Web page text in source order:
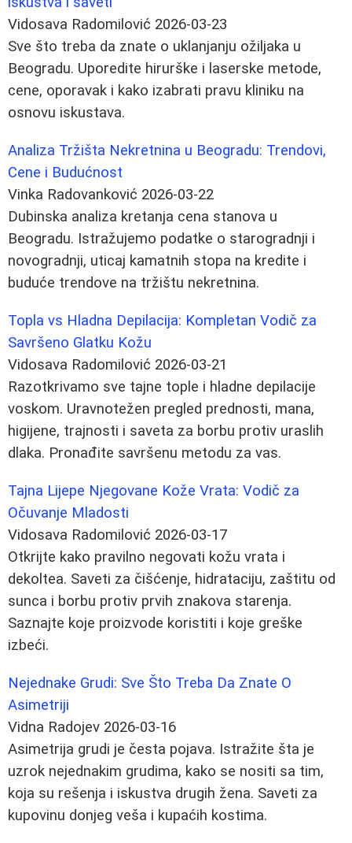
Vidosava Radomilović 2026-03-23
Sve što treba da znate o uklanjanju ožiljaka u
Beogradu. Uporedite hirurške i laserske metode,
cene, oporavak i kako izabrati pravu kliniku na
osnovu iskustava.
Analiza Tržišta Nekretnina u Beogradu: Trendovi,
Cene i Budućnost
Vinka Radovanković 2026-03-22
Dubinska analiza kretanja cena stanova u
Beogradu. Istražujemo podatke o starogradnji i
novogradnji, uticaj kamatnih stopa na kredite i
buduće trendove na tržištu nekretnina.
Topla vs Hladna Depilacija: Kompletan Vodič za
Savršeno Glatku Kožu
Vidosava Radomilović 2026-03-21
Razotkrivamo sve tajne tople i hladne depilacije
voskom. Uravnotežen pregled prednosti, mana,
higijene, trajnosti i saveta za borbu protiv uraslih
dlaka. Pronađite savršenu metodu za vas.
Tajna Lijepe Njegovane Kože Vrata: Vodič za
Očuvanje Mladosti
Vidosava Radomilović 2026-03-17
Otkrijte kako pravilno negovati kožu vrata i
dekoltea. Saveti za čišćenje, hidrataciju, zaštitu od
sunca i borbu protiv prvih znakova starenja.
Saznajte koje proizvode koristiti i koje greške
izbeći.
Nejednake Grudi: Sve Što Treba Da Znate O
Asimetriji
Vidna Radojev 2026-03-16
Asimetrija grudi je česta pojava. Istražite šta je
uzrok nejednakim grudima, kako se nositi sa tim,
koja su rešenja i iskustva drugih žena. Saveti za
kupovinu donjeg veša i kupaćih kostima.